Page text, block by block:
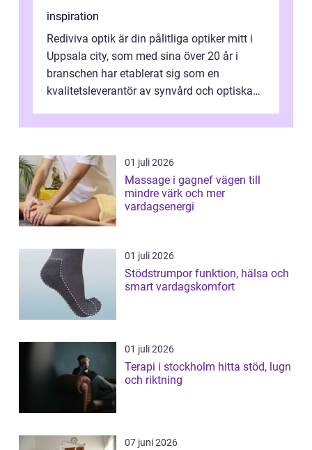
inspiration
Rediviva optik är din pålitliga optiker mitt i
Uppsala city, som med sina över 20 år i
branschen har etablerat sig som en
kvalitetsleverantör av synvård och optiska
01 juli 2026
Massage i gagnef vägen till
mindre värk och mer
vardagsenergi
01 juli 2026
Stödstrumpor funktion, hälsa och
smart vardagskomfort
01 juli 2026
Terapi i stockholm hitta stöd, lugn
och riktning
07 juni 2026